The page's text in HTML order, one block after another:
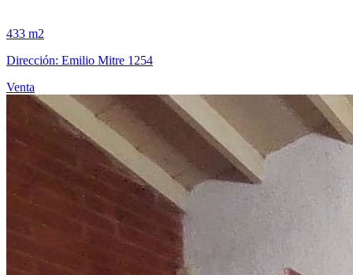
433 m2
Dirección: Emilio Mitre 1254
Venta